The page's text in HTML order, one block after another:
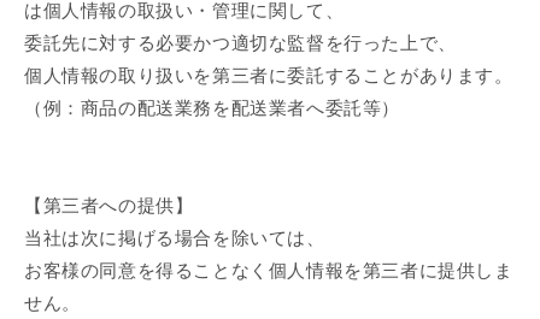
は個人情報の取扱い・管理に関して、
委託先に対する必要かつ適切な監督を行った上で、
個人情報の取り扱いを第三者に委託することがあります。
（例：商品の配送業務を配送業者へ委託等）
【第三者への提供】
当社は次に掲げる場合を除いては、
お客様の同意を得ることなく個人情報を第三者に提供しま
せん。